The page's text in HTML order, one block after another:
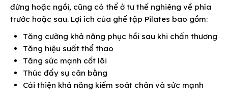
đứng hoặc ngồi, cũng có thể ở tư thế nghiêng về phía
trước hoặc sau. Lợi ích của ghế tập Pilates bao gồm:
Tăng cường khả năng phục hồi sau khi chấn thương
Tăng hiệu suất thể thao
Tăng sức mạnh cốt lõi
Thúc đẩy sự cân bằng
Cải thiện khả năng kiểm soát chân và sức mạnh